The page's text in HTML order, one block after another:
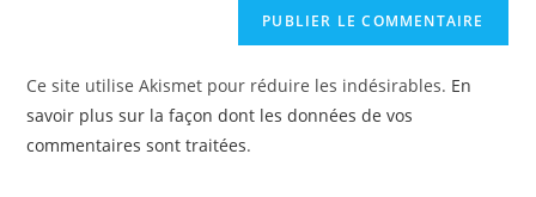
Ce site utilise Akismet pour réduire les indésirables. En
savoir plus sur la façon dont les données de vos
commentaires sont traitées.